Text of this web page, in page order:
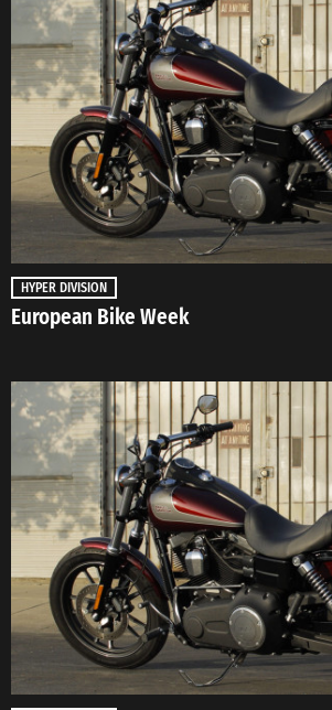
HYPER DIVISION
European Bike Week